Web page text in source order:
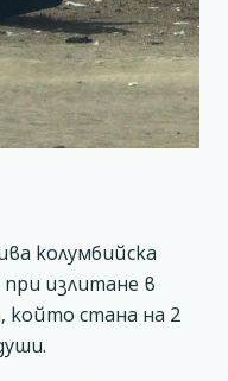
колумбийска
излитане в
който стана на 2